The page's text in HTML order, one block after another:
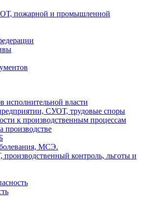
ОТ, пожарной и промышленной
исполнительной власти
СУОТ, трудовые споры
к производственным процессам
производстве
МСЭ.
контроль, льготы и